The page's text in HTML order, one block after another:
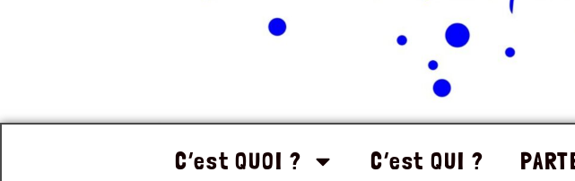
C’est QUOI ? C’est QUI ?